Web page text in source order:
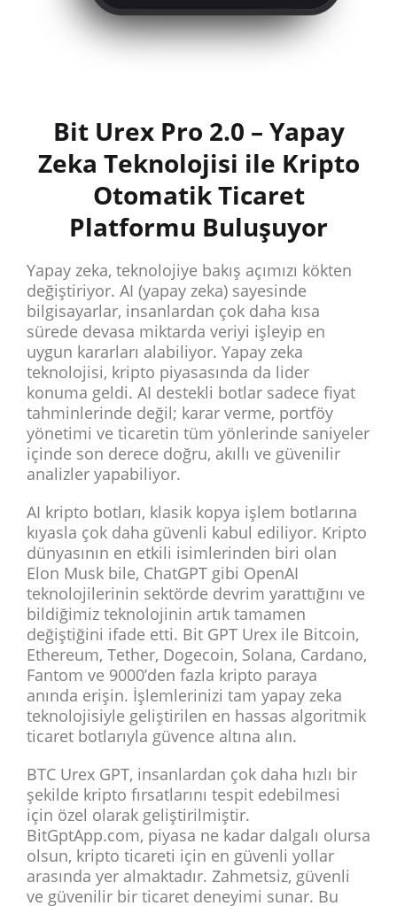
Bit Urex Pro 2.0 – Yapay
Zeka Teknolojisi ile Kripto
Otomatik Ticaret
Platformu Buluşuyor
Yapay zeka, teknolojiye bakış açımızı kökten
değiştiriyor. AI (yapay zeka) sayesinde
bilgisayarlar, insanlardan çok daha kısa
sürede devasa miktarda veriyi işleyip en
uygun kararları alabiliyor. Yapay zeka
teknolojisi, kripto piyasasında da lider
konuma geldi. AI destekli botlar sadece fiyat
tahminlerinde değil; karar verme, portföy
yönetimi ve ticaretin tüm yönlerinde saniyeler
içinde son derece doğru, akıllı ve güvenilir
analizler yapabiliyor.
AI kripto botları, klasik kopya işlem botlarına
kıyasla çok daha güvenli kabul ediliyor. Kripto
dünyasının en etkili isimlerinden biri olan
Elon Musk bile, ChatGPT gibi OpenAI
teknolojilerinin sektörde devrim yarattığını ve
bildiğimiz teknolojinin artık tamamen
değiştiğini ifade etti. Bit GPT Urex ile Bitcoin,
Ethereum, Tether, Dogecoin, Solana, Cardano,
Fantom ve 9000’den fazla kripto paraya
anında erişin. İşlemlerinizi tam yapay zeka
teknolojisiyle geliştirilen en hassas algoritmik
ticaret botlarıyla güvence altına alın.
BTC Urex GPT, insanlardan çok daha hızlı bir
şekilde kripto fırsatlarını tespit edebilmesi
için özel olarak geliştirilmiştir.
BitGptApp.com, piyasa ne kadar dalgalı olursa
olsun, kripto ticareti için en güvenli yollar
arasında yer almaktadır. Zahmetsiz, güvenli
ve güvenilir bir ticaret deneyimi sunar. Bu